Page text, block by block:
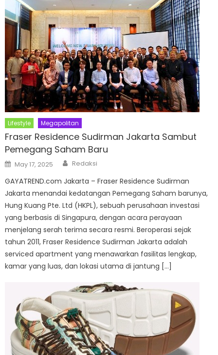
Lifestyle Megapolitan
Fraser Residence Sudirman Jakarta Sambut
Pemegang Saham Baru
Posted
on
May 17, 2025 Author
Redaksi
GAYATREND.com Jakarta – Fraser Residence Sudirman
Jakarta menandai kedatangan Pemegang Saham barunya,
Hung Kuang Pte. Ltd (HKPL), sebuah perusahaan investasi
yang berbasis di Singapura, dengan acara perayaan
menjelang serah terima secara resmi. Beroperasi sejak
tahun 2011, Fraser Residence Sudirman Jakarta adalah
serviced apartment yang menawarkan fasilitas lengkap,
kamar yang luas, dan lokasi utama di jantung […]